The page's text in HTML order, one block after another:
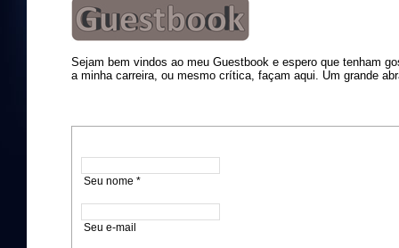
Sejam bem vindos ao meu Guestbook e espero que tenham
a minha carreira, ou mesmo crítica, façam aqui. Um grande
Seu nome *
Seu e-mail